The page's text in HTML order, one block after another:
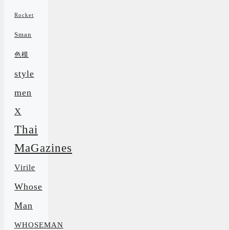
Rocket
Sman
色模
style
men
X
Thai
MaGazines
Virile
Whose
Man
WHOSEMAN